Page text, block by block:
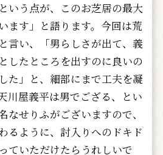
いう点が、このお芝居の最大
ます」と語ります。今回は荒
言い、「男らしさが出て、義
したところを出すのに良いの
た」と、細部にまで工夫を凝
川屋義平は男でござる、とい
なせりふがございますので、
るように、討入りへのドキド
ていただけたらうれしいで